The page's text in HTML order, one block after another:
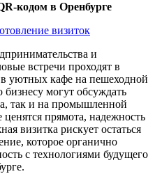
кодом в Оренбурге
визиток
и
встречи проходят в
уютных кафе на пешеходной
могут обсуждать
так и на промышленной
прямота, надежность
визитка рискует остаться
которое органично
с технологиями будущего